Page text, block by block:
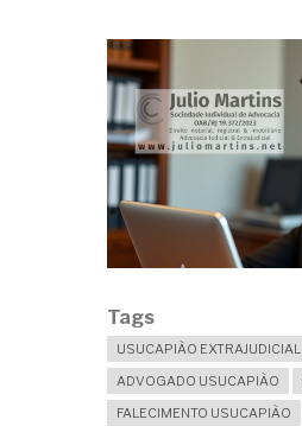
Tags
USUCAPIÃO EXTRAJUDICIAL
ADVOGADO USUCAPIÃO
FALECIMENTO USUCAPIÃO